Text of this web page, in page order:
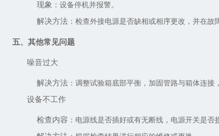
现象 ：设备停机并报警。
解决方法 ：检查外接电源是否缺相或相序更改，并在
五、其他常见问题
噪音过大
解决方法 ：调整试验箱底部平衡，加固管路与箱体连
设备不工作
检查内容 ：电源线是否插好或有无断线，电源开关是